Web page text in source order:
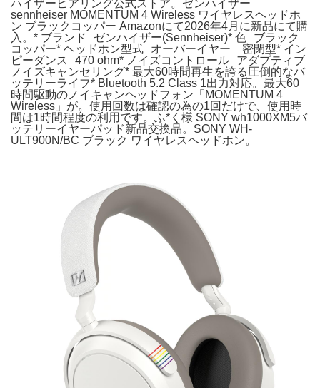
ハイザーヒアリング公式ストア。ゼンハイザー
sennheiser MOMENTUM 4 Wireless ワイヤレスヘッドホ
ン ブラックコッパー Amazonにて2026年4月に新品にて購
入。* ブランド ゼンハイザー(Sennheiser)* 色 ブラック
コッパー* ヘッドホン型式 オーバーイヤー 密閉型* イン
ピーダンス 470 ohm* ノイズコントロール アダプティブ
ノイズキャンセリング* 最大60時間再生を誇る圧倒的なバ
ッテリーライフ* Bluetooth 5.2 Class 1出力対応。最大60
時間駆動のノイキャンヘッドフォン「MOMENTUM 4
Wireless」が。使用回数は確認の為の1回だけで、使用時
間は1時間程度の利用です。ふ*く様 SONY wh1000XM5バ
ッテリーイヤーパッド新品交換品。SONY WH-
ULT900N/BC ブラック ワイヤレスヘッドホン。